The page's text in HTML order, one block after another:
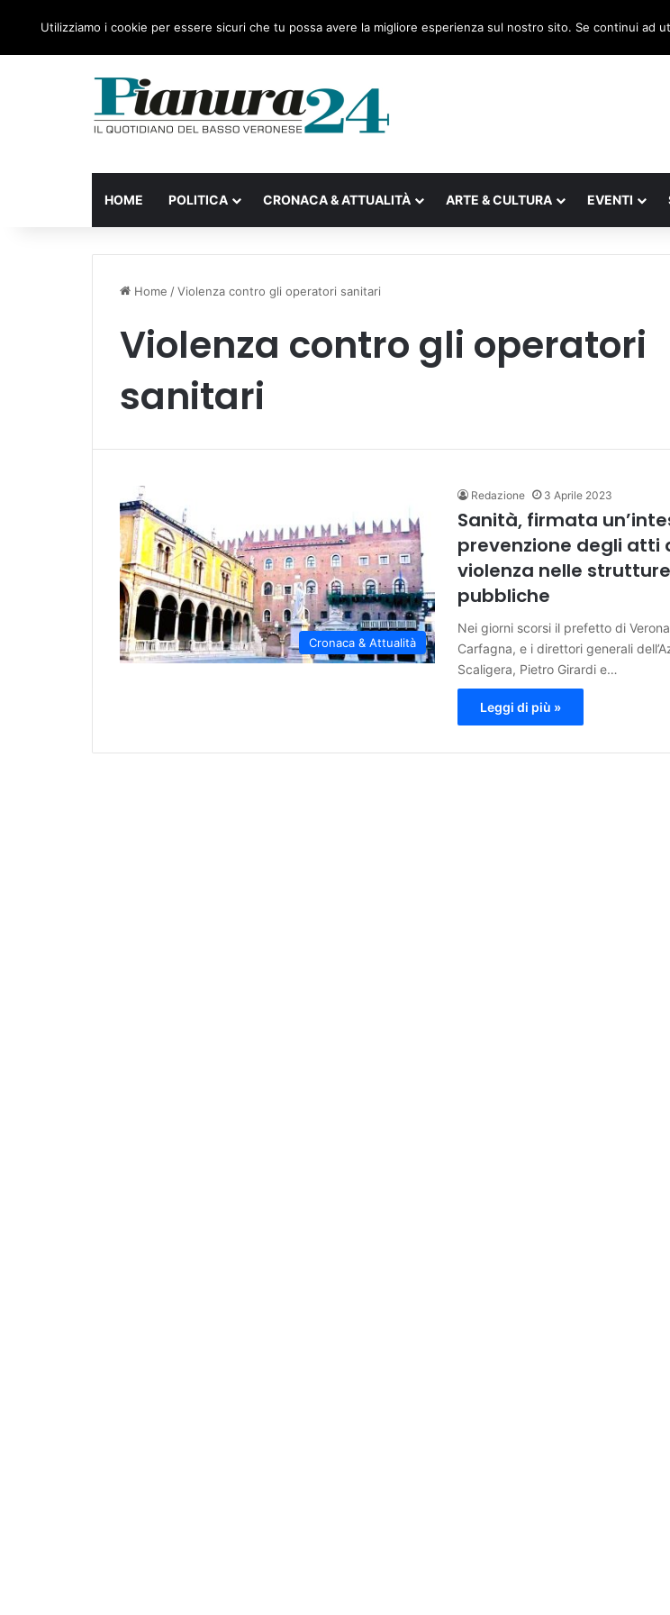
HOME POLITICA CRONACA & ATTUALITÀ ARTE & CULTURA EVENTI
Home /Violenza contro gli operatori sanitari
Violenza contro gli operatori
sanitari
Cronaca & Attualità
Redazione 3 Aprile 2023
Sanità, firmata
prevenzione degli atti
violenza nelle strutture
pubbliche
Nei giorni scorsi il prefetto di
Carfagna, e i direttori generali
Scaligera, Pietro Girardi e…
Leggi di più »
Utilizziamo i cookie per essere sicuri che tu possa avere la migliore esperienza sul nostro sito. Se continui ad